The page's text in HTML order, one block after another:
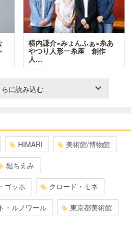
横内謙介×みょんふぁ×糸あ
やつり人形一糸座 創作
人…
らに読み込む
HIMARI 美術館/博物館
堀ちえみ
ゴッホ クロード・モネ
・ルノワール 東京都美術館